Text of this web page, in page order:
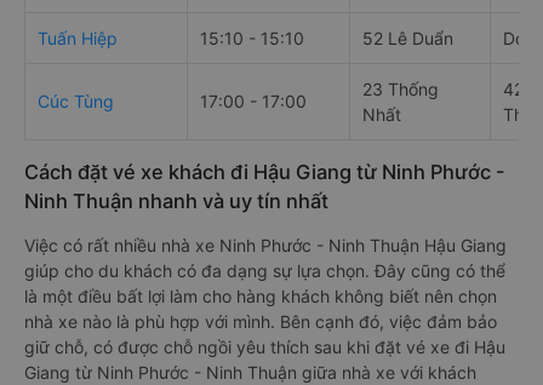
Tuấn Hiệp 15:10 - 15:10 52 Lê Duẩn Dọc
Cúc Tùng 17:00 - 17:00
23 Thống
Nhất
420
Cách đặt vé xe khách đi Hậu Giang từ Ninh Phước -
Ninh Thuận nhanh và uy tín nhất
Việc có rất nhiều nhà xe Ninh Phước - Ninh Thuận Hậu Giang
giúp cho du khách có đa dạng sự lựa chọn. Đây cũng có thể
là một điều bất lợi làm cho hàng khách không biết nên chọn
nhà xe nào là phù hợp với mình. Bên cạnh đó, việc đảm bảo
giữ chỗ, có được chỗ ngồi yêu thích sau khi đặt vé xe đi Hậu
Giang từ Ninh Phước - Ninh Thuận giữa nhà xe với khách